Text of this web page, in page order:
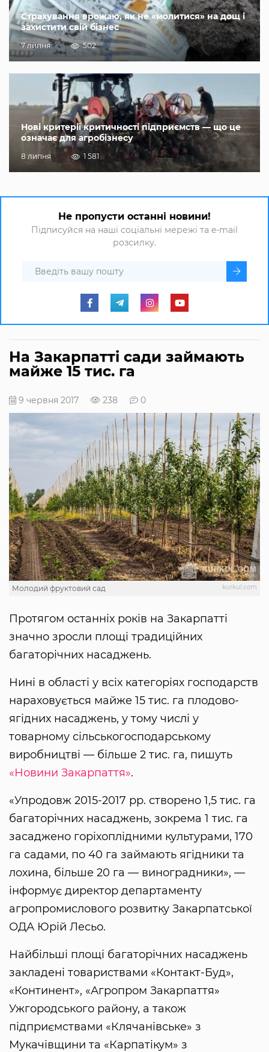
Страхування врожаю, як не «молитися» на дощ і
захистити свій бізнес
7 липня 502
Нові критерії критичності підприємств — що це
означає для агробізнесу
8 липня 1 581
Не пропусти останні новини!
Підписуйся на наші соціальні мережі та e-mail
розсилку.
На Закарпатті сади займають
майже 15 тис. га
9 червня 2017 238 0
kurkul.com
Молодий фруктовий сад
Протягом останніх років на Закарпатті
значно зросли площі традиційних
багаторічних насаджень.
Нині в області у всіх категоріях господарств
нараховується майже 15 тис. га плодово-
ягідних насаджень, у тому числі у
товарному сільськогосподарському
виробництві — більше 2 тис. га, пишуть
«Новини Закарпаття».
«Упродовж 2015-2017 рр. створено 1,5 тис. га
багаторічних насаджень, зокрема 1 тис. га
засаджено горіхоплідними культурами, 170
га садами, по 40 га займають ягідники та
лохина, більше 20 га — виноградники», —
інформує директор департаменту
агропромислового розвитку Закарпатської
ОДА Юрій Лесьо.
Найбільші площі багаторічних насаджень
закладені товариствами «Контакт-Буд»,
«Континент», «Агропром Закарпаття»
Ужгородського району, а також
підприємствами «Клячанівське» з
Мукачівщини та «Карпатікум» з